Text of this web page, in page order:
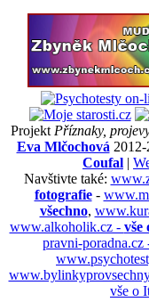
ProjektPříznaky,
Eva Mlčochová2012-
Coufal |
Navštivte také:
fotografie-
všechno,
www.alkoholik.cz - vše
pravni-poradna.cz
vše o